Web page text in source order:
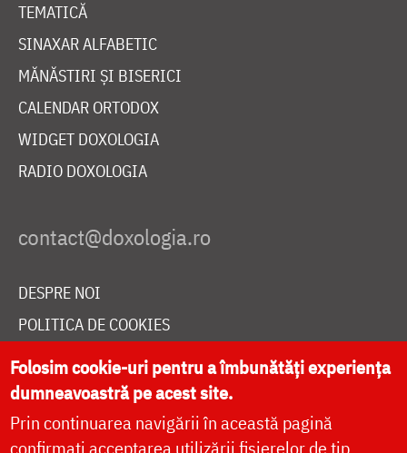
TEMATICĂ
SINAXAR ALFABETIC
MĂNĂSTIRI ȘI BISERICI
CALENDAR ORTODOX
WIDGET DOXOLOGIA
RADIO DOXOLOGIA
DESPRE NOI
POLITICA DE COOKIES
DONEAZĂ ONLINE PENTRU CATEDRALA NAȚIONALĂ
LIVE
Folosim cookie-uri pentru a îmbunătăți experiența
dumneavoastră pe acest site.
Prin continuarea navigării în această pagină
confirmați acceptarea utilizării fișierelor de tip